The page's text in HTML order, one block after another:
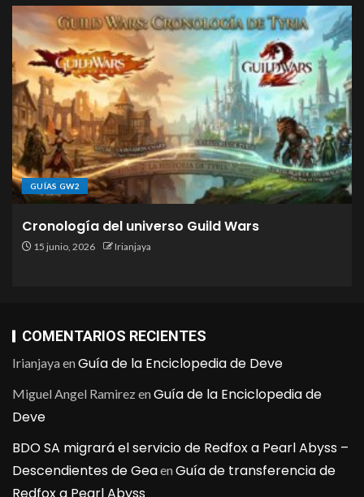
GUÍAS GW2
Cronología del universo Guild Wars
15 junio, 2026 Irianjaya
COMENTARIOS RECIENTES
IrianjayaenGuía de la Enciclopedia de Deve
Miguel Angel RamirezenGuía de la Enciclopedia de
Deve
BDO SA migrará el servicio de Redfox a Pearl Abyss –
Descendientes de GeaenGuía de transferencia de